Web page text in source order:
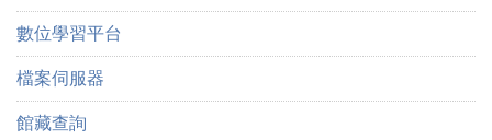
數位學習平台
檔案伺服器
館藏查詢